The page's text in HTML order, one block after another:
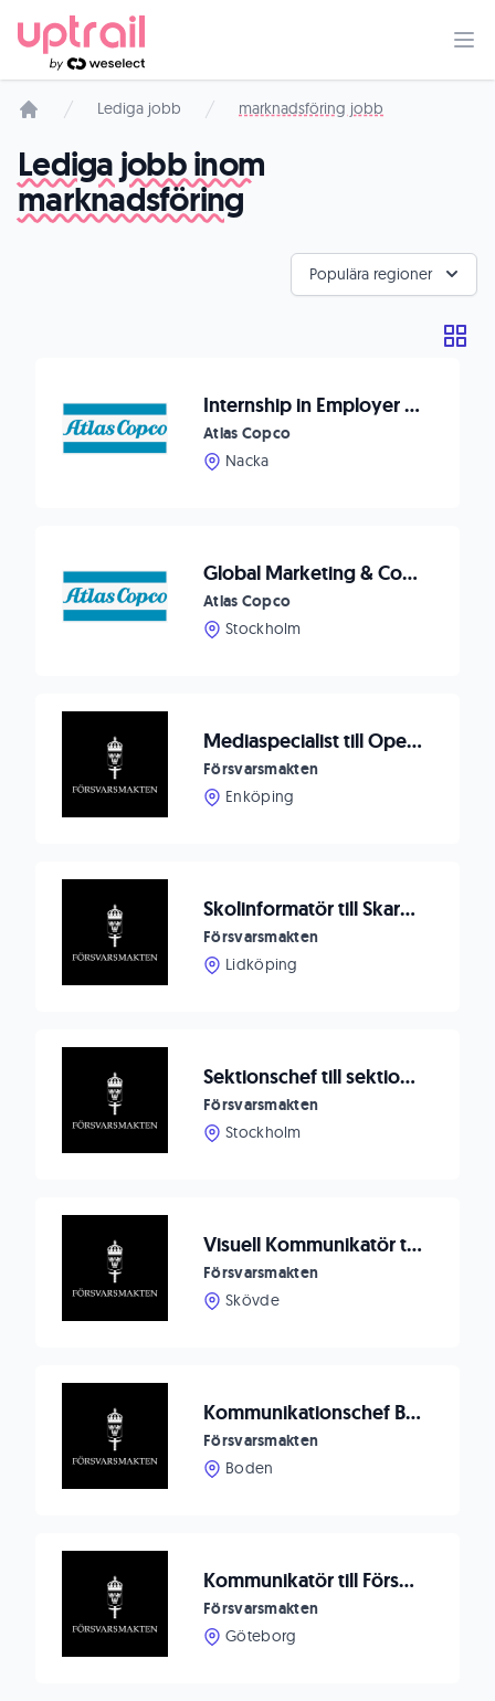
Lediga jobb marknadsföring jobb
Lediga jobb inom
marknadsföring
Populära regioner
Internship in Employer Branding & Communication
Atlas Copco
Nacka
Global Marketing & Communications Specialist
Atlas Copco
Stockholm
Mediaspecialist till Operativa kommunikationsförbandet
Försvarsmakten
Enköping
Skolinformatör till Skaraborgs flygflottilj F 7
Försvarsmakten
Lidköping
Sektionschef till sektionen Kommunikation och engagemang
Försvarsmakten
Stockholm
Visuell Kommunikatör till Träningsenheten, Markstridsskolan
Försvarsmakten
Skövde
Kommunikationschef Bodens artilleriregemente, A 8
Försvarsmakten
Boden
Kommunikatör till Försvarsmedicincentrum
Försvarsmakten
Göteborg